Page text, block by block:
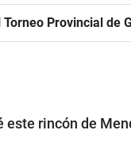
Provincial de
este rincón de